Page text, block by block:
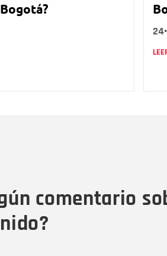
comentario